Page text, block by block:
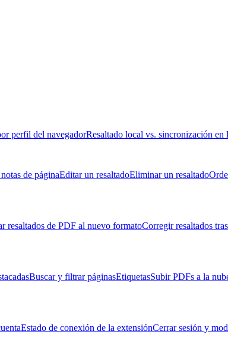
perfil del navegadorResaltado local vs. sincronización en
de páginaEditar un resaltadoEliminar un resaltado
resaltados de PDF al nuevo formatoCorregir resaltados
Buscar y filtrar páginasEtiquetasSubir PDFs a la
Estado de conexión de la extensiónCerrar sesión y